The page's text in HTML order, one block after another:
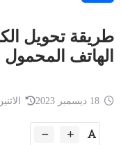
طريقة تحويل
الهاتف المحمول
الاثنين 18 ديسمبر